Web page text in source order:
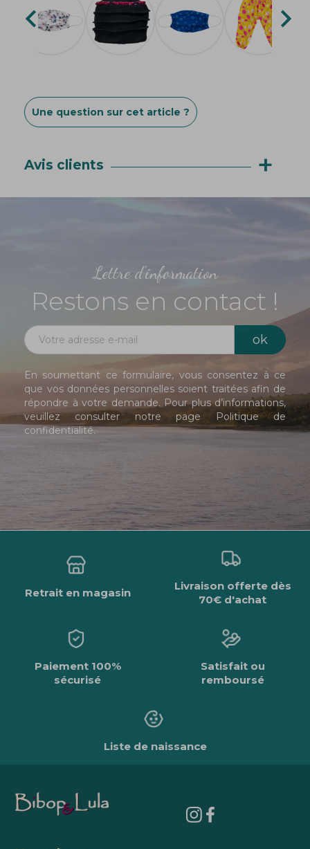
 
Une question sur cet article ?
Avis clients +
Lettre d'information
Restons en contact !
En soumettant ce formulaire, vous consentez à ce
que vos données personnelles soient traitées afin de
répondre à votre demande. Pour plus d’informations,
veuillez consulter notre page Politique de
confidentialité.
Retrait en magasin
Livraison offerte dès
70€ d'achat
Paiement 100%
sécurisé
Satisfait ou
remboursé
Liste de naissance